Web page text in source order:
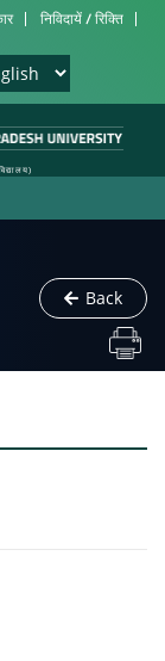
निविदायें / रिक्ति
Back